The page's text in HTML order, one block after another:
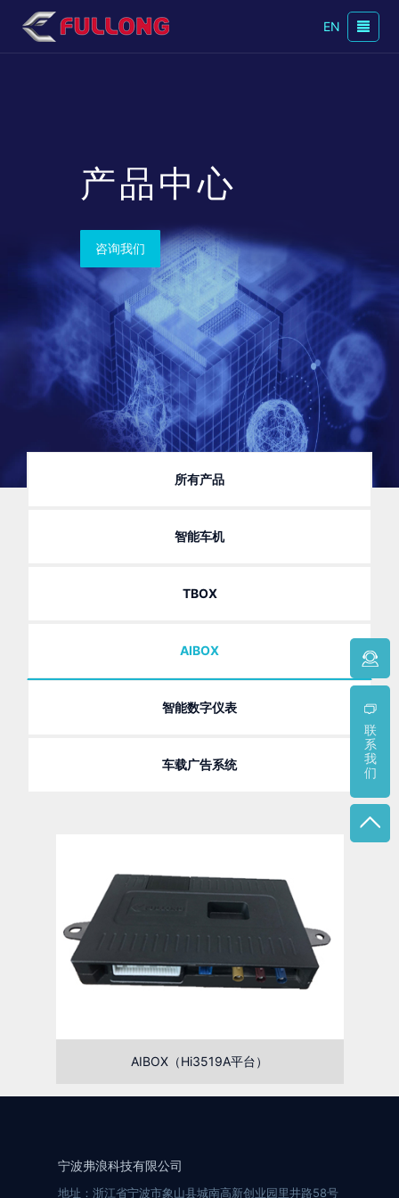
EN
产品中心
咨询我们
所有产品
智能车机
TBOX
AIBOX
智能数字仪表
车载广告系统
AIBOX（Hi3519A平台）
联
系
我
们
宁波弗浪科技有限公司
地址：浙江省宁波市象山县城南高新创业园里井路58号